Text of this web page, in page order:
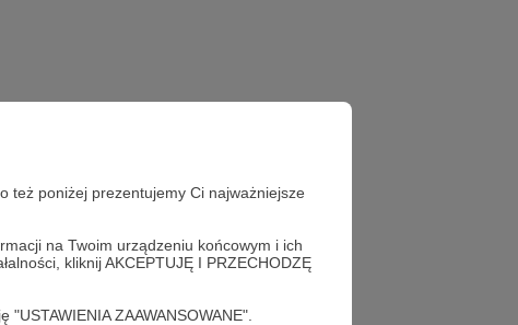
też poniżej prezentujemy Ci najważniejsze
na Twoim urządzeniu końcowym i ich
kliknij AKCEPTUJĘ I PRZECHODZĘ
ZAAWANSOWANE".